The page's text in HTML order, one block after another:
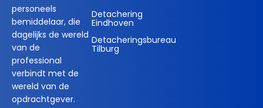
personeels
bemiddelaar, die
dagelijks de wereld
van de
professional
verbindt met de
wereld van de
opdrachtgever.
Detachering
Eindhoven
Detacheringsbureau
Tilburg